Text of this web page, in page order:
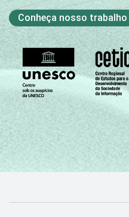
Conheça nosso trabalho